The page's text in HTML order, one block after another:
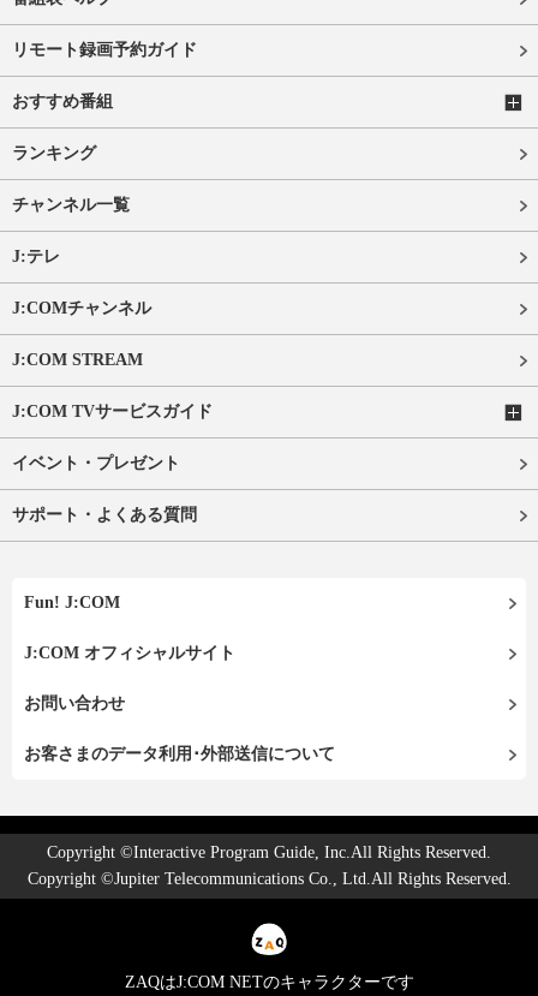
リモート録画予約ガイド
おすすめ番組
ランキング
チャンネル一覧
J:テレ
J:COMチャンネル
J:COM STREAM
J:COM TVサービスガイド
イベント・プレゼント
サポート・よくある質問
Fun! J:COM
J:COM オフィシャルサイト
お問い合わせ
お客さまのデータ利用･外部送信について
Copyright ©Interactive Program Guide, Inc.All Rights Reserved.
Copyright ©Jupiter Telecommunications Co., Ltd.All Rights Reserved.
ZAQはJ:COM NETのキャラクターです